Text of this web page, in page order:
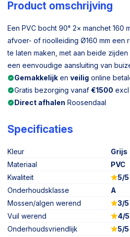
Product omschrijving
Een PVC bocht 90° 2× manchet 160
afvoer- of rioolleiding Ø160 mm een
te laten maken, met aan beide
een eenvoudige aansluiting van
Gemakkelijk en veilig online
Gratis bezorging vanaf €1500 excl
Direct afhalen Roosendaal
Specificaties
Kleur
Grijs
Materiaal
PVC
Kwaliteit
5/5
Onderhoudsklasse
A
Mossen/algen werend
3/5
Vuil werend
4/5
Onderhoudsvriendlijk
5/5